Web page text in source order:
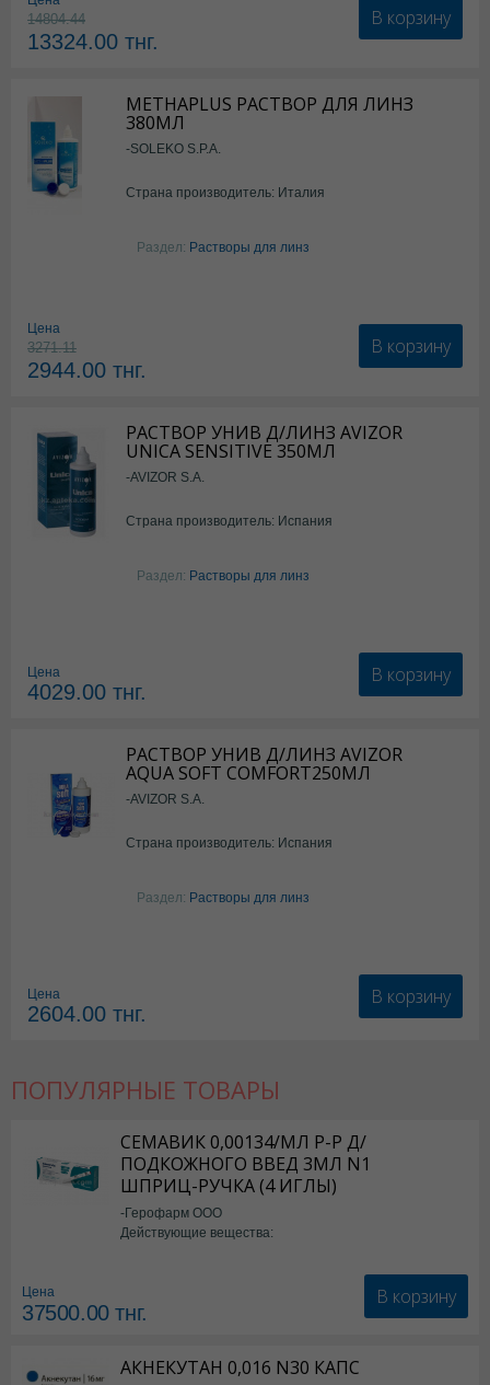
14804.44
13324.00 тнг.
В корзину
METHAPLUS РАСТВОР ДЛЯ ЛИНЗ
380МЛ
-SOLEKO S.P.A.
Страна производитель: Италия
Раздел: Растворы для линз
Цена
3271.11
2944.00 тнг.
В корзину
РАСТВОР УНИВ Д/ЛИНЗ AVIZOR
UNICA SENSITIVE 350МЛ
-AVIZOR S.A.
Страна производитель: Испания
Раздел: Растворы для линз
Цена
4029.00 тнг.
В корзину
РАСТВОР УНИВ Д/ЛИНЗ AVIZOR
AQUA SOFT COMFORT250МЛ
-AVIZOR S.A.
Страна производитель: Испания
Раздел: Растворы для линз
Цена
2604.00 тнг.
В корзину
ПОПУЛЯРНЫЕ ТОВАРЫ
СЕМАВИК 0,00134/МЛ Р-Р Д/
ПОДКОЖНОГО ВВЕД 3МЛ N1
ШПРИЦ-РУЧКА (4 ИГЛЫ)
-Герофарм ООО
Действующие вещества:
Цена
37500.00тнг.
В корзину
АКНЕКУТАН 0,016 N30 КАПС